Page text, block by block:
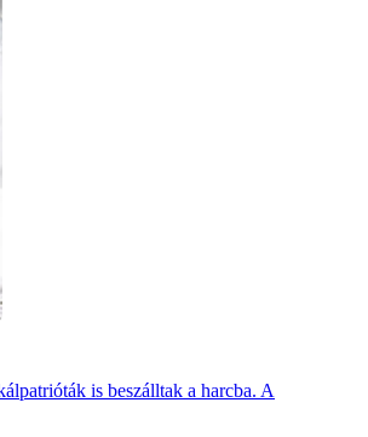
is beszálltak a harcba. A